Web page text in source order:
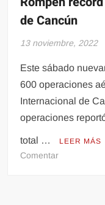
de Cancún
13 noviembre, 2022
Este sábado
600 operaciones
Internacional de
operaciones
total … LEER MÁS
Comentaren